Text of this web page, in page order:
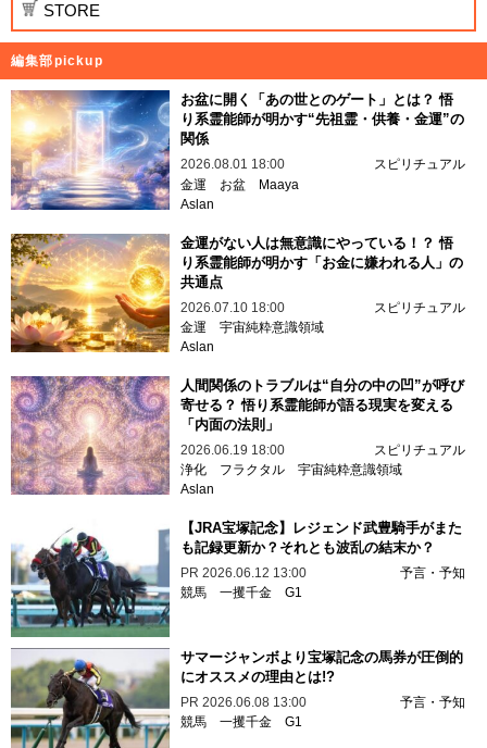
STORE
編集部pickup
お盆に開く「あの世とのゲート」とは？ 悟
り系霊能師が明かす“先祖霊・供養・金運”の
関係
2026.08.01 18:00
スピリチュアル
金運
お盆
Maaya
Aslan
金運がない人は無意識にやっている！？ 悟
り系霊能師が明かす「お金に嫌われる人」の
共通点
2026.07.10 18:00
スピリチュアル
金運 宇宙純粋意識領域
Aslan
人間関係のトラブルは“自分の中の凹”が呼び
寄せる？ 悟り系霊能師が語る現実を変える
「内面の法則」
2026.06.19 18:00
スピリチュアル
浄化
フラクタル 宇宙純粋意識領域
Aslan
【JRA宝塚記念】レジェンド武豊騎手がまた
も記録更新か？それとも波乱の結末か？
PR 2026.06.12 13:00
予言・予知
競馬 一攫千金 G1
サマージャンボより宝塚記念の馬券が圧倒的
にオススメの理由とは!?
PR 2026.06.08 13:00
予言・予知
競馬 一攫千金 G1